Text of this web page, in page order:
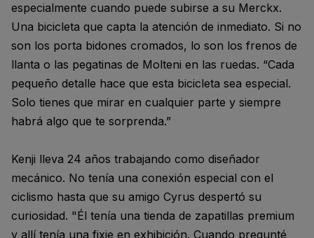
especialmente cuando puede subirse a su Merckx.
Una bicicleta que capta la atención de inmediato. Si no
son los porta bidones cromados, lo son los frenos de
llanta o las pegatinas de Molteni en las ruedas. “Cada
pequeño detalle hace que esta bicicleta sea especial.
Solo tienes que mirar en cualquier parte y siempre
habrá algo que te sorprenda.”
Kenji lleva 24 años trabajando como diseñador
mecánico. No tenía una conexión especial con el
ciclismo hasta que su amigo Cyrus despertó su
curiosidad. "Él tenía una tienda de zapatillas premium
y allí tenía una fixie en exhibición. Cuando pregunté